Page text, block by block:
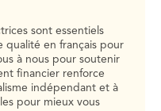
sont essentiels
qualité en français pour
à nous pour soutenir
financier renforce
indépendant et à
pour mieux vous